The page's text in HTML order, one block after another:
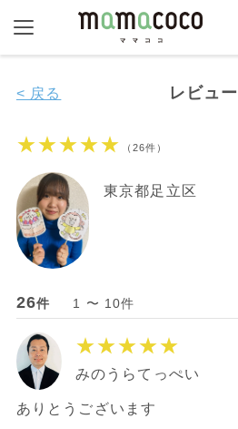
レビュー
< 戻る
★★★★★ （26件）
東京都足立区
26件 1 〜 10件
★★★★★
みのうらてっぺい
ありとうございます